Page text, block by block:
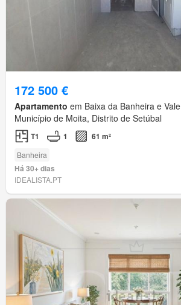
172 500 €
Apartamento em Baixa da Banheira e
Município de Moita, Distrito de Setúbal
T1 1 61 m²
Banheira
Há 30+ dias
IDEALISTA.PT